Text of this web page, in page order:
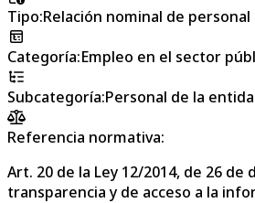
Tipo:Relación nominal de
Categoría:Empleo en el sector
Subcategoría:Personal de la
Referencia normativa:
Art. 20 de la Ley 12/2014, de 26 de
transparencia y de acceso a la